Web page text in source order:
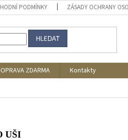
PODMÍNKY ZÁSADY OCHRANY
HLEDAT
ZDARMA
Kontakty
UŠI